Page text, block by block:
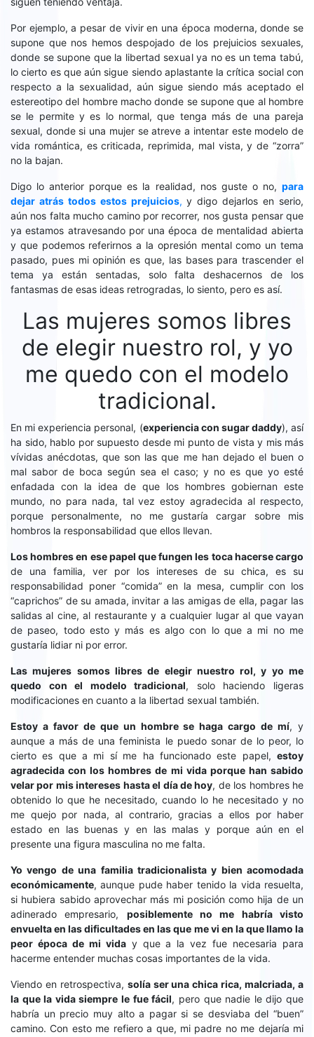
Por ejemplo, a pesar de vivir en una época moderna, donde se
supone que nos hemos despojado de los prejuicios sexuales,
donde se supone que la libertad sexual ya no es un tema tabú,
lo cierto es que aún sigue siendo aplastante la crítica social con
respecto a la sexualidad, aún sigue siendo más aceptado el
estereotipo del hombre macho donde se supone que al hombre
se le permite y es lo normal, que tenga más de una pareja
sexual, donde si una mujer se atreve a intentar este modelo de
vida romántica, es criticada, reprimida, mal vista, y de “zorra”
no la bajan.
Digo lo anterior porque es la realidad, nos guste o no, para
dejar atrás todos estos prejuicios, y digo dejarlos en serio,
aún nos falta mucho camino por recorrer, nos gusta pensar que
ya estamos atravesando por una época de mentalidad abierta
y que podemos referirnos a la opresión mental como un tema
pasado, pues mi opinión es que, las bases para trascender el
tema ya están sentadas, solo falta deshacernos de los
fantasmas de esas ideas retrogradas, lo siento, pero es así.
Las mujeres somos libres
de elegir nuestro rol, y yo
me quedo con el modelo
tradicional.
En mi experiencia personal, (experiencia con sugar daddy), así
ha sido, hablo por supuesto desde mi punto de vista y mis más
vívidas anécdotas, que son las que me han dejado el buen o
mal sabor de boca según sea el caso; y no es que yo esté
enfadada con la idea de que los hombres gobiernan este
mundo, no para nada, tal vez estoy agradecida al respecto,
porque personalmente, no me gustaría cargar sobre mis
hombros la responsabilidad que ellos llevan.
Los hombres en ese papel que fungen les toca hacerse cargo
de una familia, ver por los intereses de su chica, es su
responsabilidad poner “comida” en la mesa, cumplir con los
“caprichos” de su amada, invitar a las amigas de ella, pagar las
salidas al cine, al restaurante y a cualquier lugar al que vayan
de paseo, todo esto y más es algo con lo que a mi no me
gustaría lidiar ni por error.
Las mujeres somos libres de elegir nuestro rol, y yo me
quedo con el modelo tradicional, solo haciendo ligeras
modificaciones en cuanto a la libertad sexual también.
Estoy a favor de que un hombre se haga cargo de mí, y
aunque a más de una feminista le puedo sonar de lo peor, lo
cierto es que a mi sí me ha funcionado este papel, estoy
agradecida con los hombres de mi vida porque han sabido
velar por mis intereses hasta el día de hoy, de los hombres he
obtenido lo que he necesitado, cuando lo he necesitado y no
me quejo por nada, al contrario, gracias a ellos por haber
estado en las buenas y en las malas y porque aún en el
presente una figura masculina no me falta.
Yo vengo de una familia tradicionalista y bien acomodada
económicamente, aunque pude haber tenido la vida resuelta,
si hubiera sabido aprovechar más mi posición como hija de un
adinerado empresario, posiblemente no me habría visto
envuelta en las dificultades en las que me vi en la que llamo la
peor época de mi viday que a la vez fue necesaria para
hacerme entender muchas cosas importantes de la vida.
Viendo en retrospectiva, solía ser una chica rica, malcriada, a
la que la vida siempre le fue fácil, pero que nadie le dijo que
habría un precio muy alto a pagar si se desviaba del “buen”
camino. Con esto me refiero a que, mi padre no me dejaría mi